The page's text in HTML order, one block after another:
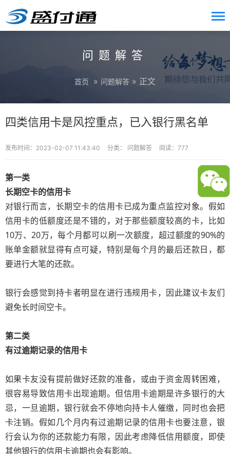
问题解答
首页 » 问题解答 » 正文
四类信用卡是风控重点，已入银行黑名单
发布时间：2023-02-07 11:43:40 分类： 问题解答 阅读：777
第一类
长期空卡的信用卡
对银行而言，长期空卡的信用卡已成为重点监控对象。假如
信用卡的低额度还是不错的，对于那些额度较高的卡，比如
10万、20万，每个月都可以刷一次额度，超过额度的90%的
账单金额就显得有点可疑，特别是每个月的最后还款日，都
要进行大笔的还款。
银行会感觉到持卡者明显在进行违规用卡，因此建议卡友们
避免长时间空卡。
第二类
有过逾期记录的信用卡
如果卡友没有提前做好还款的准备，或由于资金周转困难，
很容易导致信用卡出现逾期。但信用卡逾期是许多银行的大
忌，一旦逾期，银行就会不停地向持卡人催缴，同时也会把
卡注销。假如几个月内有过逾期记录的信用卡也要注意，银
行会认为你的还款能力有限，因此考虑降低信用额度，即使
其他银行的信用卡逾期也会有影响。